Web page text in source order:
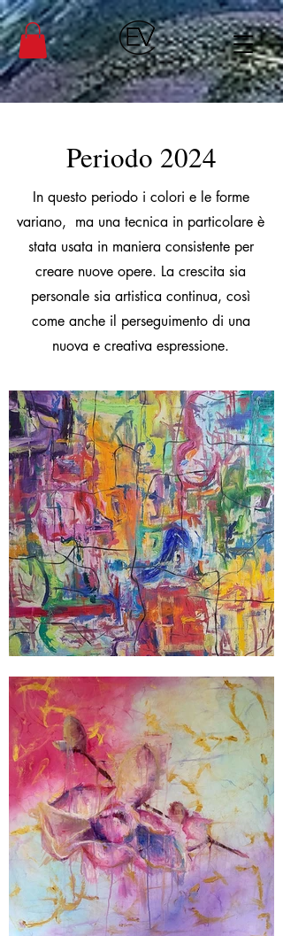
Periodo 2024
In questo periodo i colori e le forme
variano, ma una tecnica in particolare è
stata usata in maniera consistente per
creare nuove opere. La crescita sia
personale sia artistica continua, così
come anche il perseguimento di una
nuova e creativa espressione.